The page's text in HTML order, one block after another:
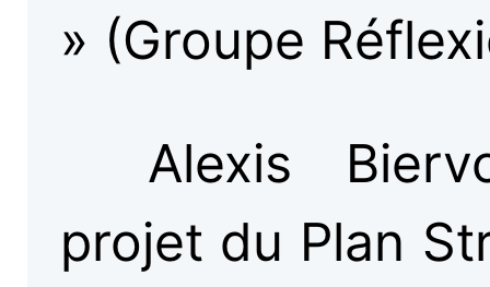
» (Groupe
Alexis
projet du Plan